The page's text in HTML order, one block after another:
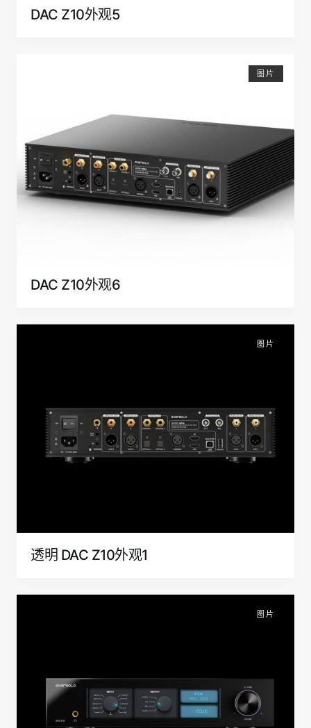
DAC Z10外观5
图片
DAC Z10外观6
图片
透明 DAC Z10外观1
图片